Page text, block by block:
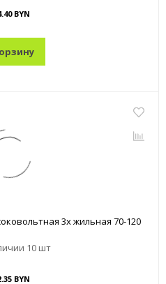
BYN
3х жильная 70-120
10 шт
BYN